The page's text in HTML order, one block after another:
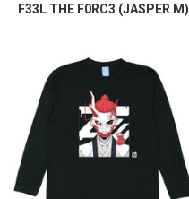
F33L THE F0RC3 (JASPER M)